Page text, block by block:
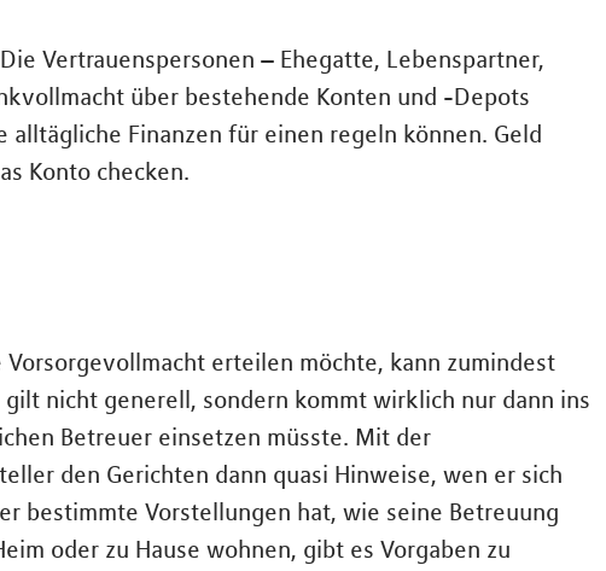
Vertrauenspersonen – Ehegatte, Lebenspartner,
über bestehende Konten und -Depots
Finanzen für einen regeln können. Geld
Konto checken.
erteilen möchte, kann zumindest
nicht generell, sondern kommt wirklich nur dann ins
Betreuer einsetzen müsste. Mit der
den Gerichten dann quasi Hinweise, wen er sich
bestimmte Vorstellungen hat, wie seine Betreuung
oder zu Hause wohnen, gibt es Vorgaben zu